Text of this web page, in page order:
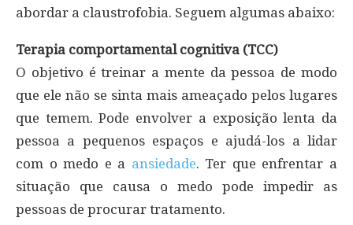
abordar a claustrofobia. Seguem algumas abaixo:
Terapia comportamental cognitiva (TCC)
O objetivo é treinar a mente da pessoa de modo
que ele não se sinta mais ameaçado pelos lugares
que temem. Pode envolver a exposição lenta da
pessoa a pequenos espaços e ajudá-los a lidar
com o medo e a ansiedade. Ter que enfrentar a
situação que causa o medo pode impedir as
pessoas de procurar tratamento.